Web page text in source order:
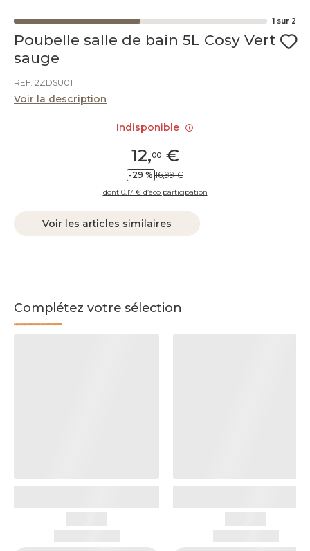
1 sur 2
Poubelle salle de bain 5L Cosy Vert
sauge
REF. 2ZDSU01
Voir la description
12,00€
-29 % 16,99 €
dont 0.17 € d’éco participation
Voir les articles similaires
Complétez votre sélection